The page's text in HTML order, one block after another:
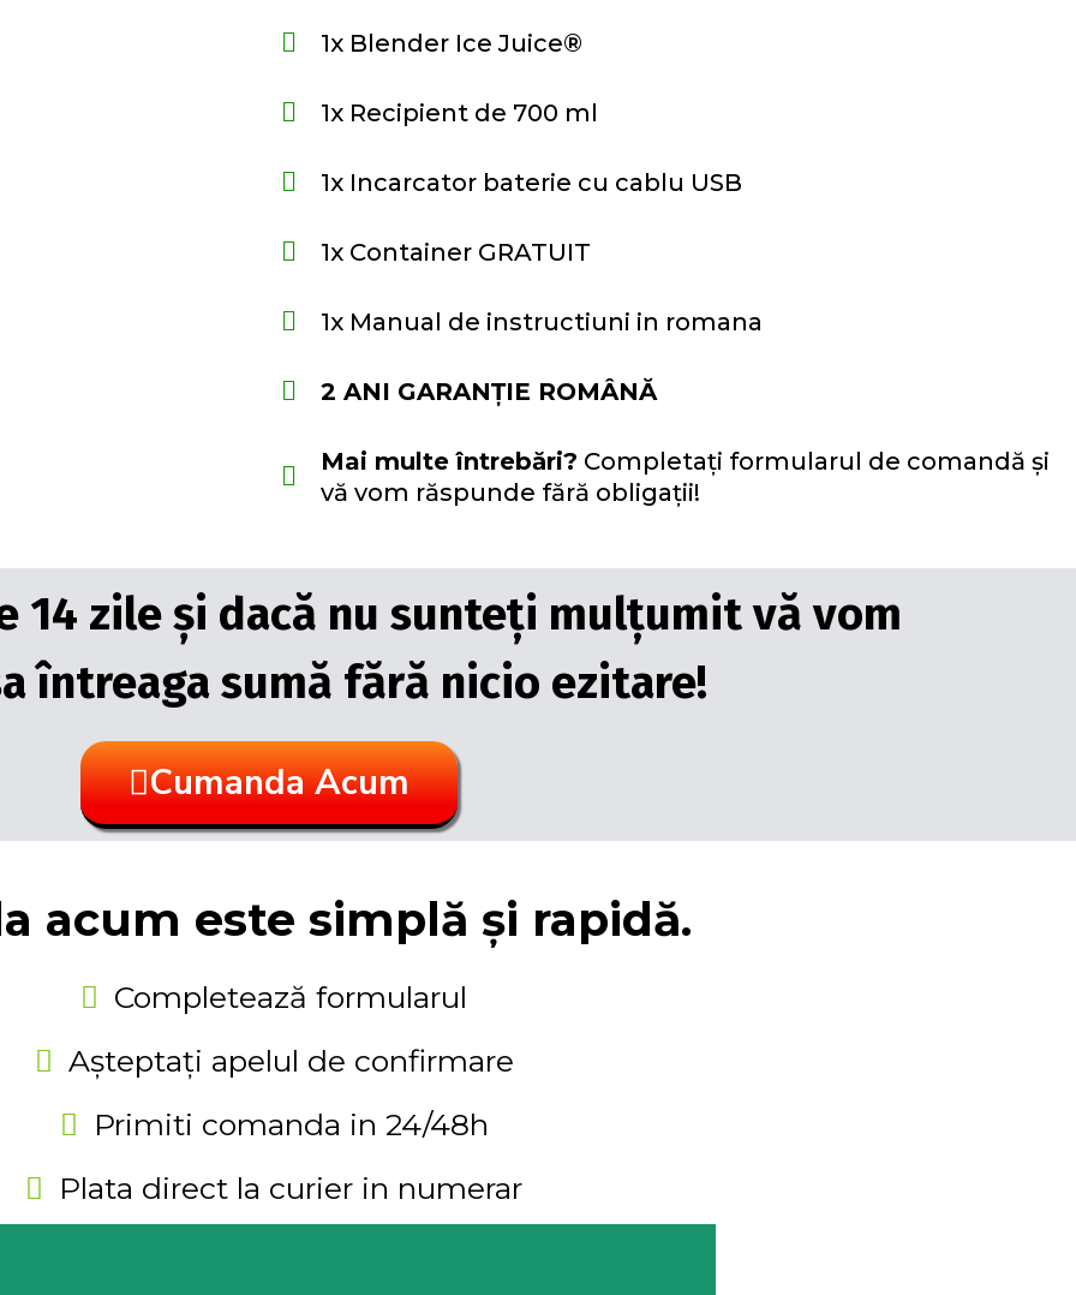
1x Blender Ice Juice®
1x Recipient de 700 ml
1x Incarcator baterie cu cablu USB
1x Container GRATUIT
1x Manual de instructiuni in romana
2 ANI GARANȚIE ROMÂNĂ
Mai multe întrebări? Completați formularul de comandă și
vă vom răspunde fără obligații!
14 zile și dacă nu sunteți mulțumit vă vom
întreaga sumă fără nicio ezitare!
Cumanda Acum
acum este simplă și rapidă.
Completează formularul
Așteptați apelul de confirmare
Primiti comanda in 24/48h
Plata direct la curier in numerar